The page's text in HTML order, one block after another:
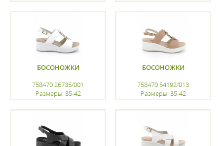
БОСОНОЖКИ
758470 26735/001
Размеры: 35-42
БОСОНОЖКИ
758470 54192/013
Размеры: 35-42